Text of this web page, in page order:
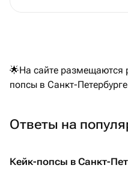
🌟На сайте размещаются
попсы в Санкт-
Ответы на
Кейк-попсы в Санкт-